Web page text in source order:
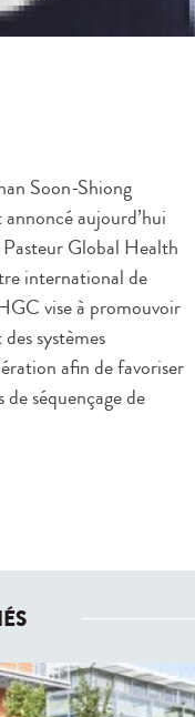
Soon-Shiong
aujourd’hui
Global Health
international de
vise à promouvoir
systèmes
afin de favoriser
séquençage de